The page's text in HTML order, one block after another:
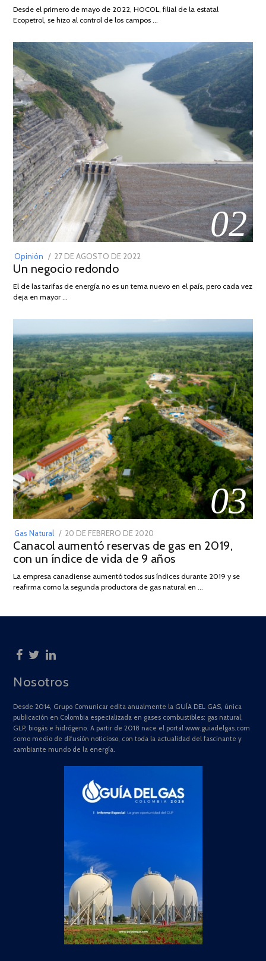
2026
Desde el primero de mayo de 2022, HOCOL, filial de la estatal
Ecopetrol, se hizo al control de los campos …
02
Opinión
POSTED
ON
27 DE AGOSTO DE 2022
DE
Un negocio redondo
El de las tarifas de energía no es un tema nuevo en el país, pero cada vez
deja en mayor …
03
Gas Natural
POSTED
ON
20 DE FEBRERO DE 2020
DE
JULIO
2025
Canacol aumentó reservas de gas en 2019,
con un índice de vida de 9 años
La empresa canadiense aumentó todos sus índices durante 2019 y se
reafirma como la segunda productora de gas natural en …
Nosotros
Desde 2014, Grupo Comunicar edita anualmente la GUÍA DEL GAS, única
publicación en Colombia especializada en gases combustibles: gas natural,
GLP, biogás e hidrógeno. A partir de 2018 nace el portal www.guiadelgas.com
como medio de difusión noticioso, con toda la actualidad del fascinante y
cambiante mundo de la energía.